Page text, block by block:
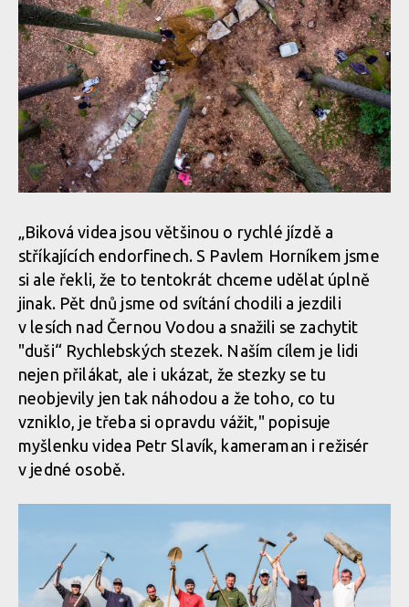
„Biková videa jsou většinou o rychlé jízdě a
stříkajících endorfinech. S Pavlem Horníkem jsme
si ale řekli, že to tentokrát chceme udělat úplně
jinak. Pět dnů jsme od svítání chodili a jezdili
v lesích nad Černou Vodou a snažili se zachytit
"duši“ Rychlebských stezek. Naším cílem je lidi
nejen přilákat, ale i ukázat, že stezky se tu
neobjevily jen tak náhodou a že toho, co tu
vzniklo, je třeba si opravdu vážit," popisuje
myšlenku videa Petr Slavík, kameraman i režisér
v jedné osobě.